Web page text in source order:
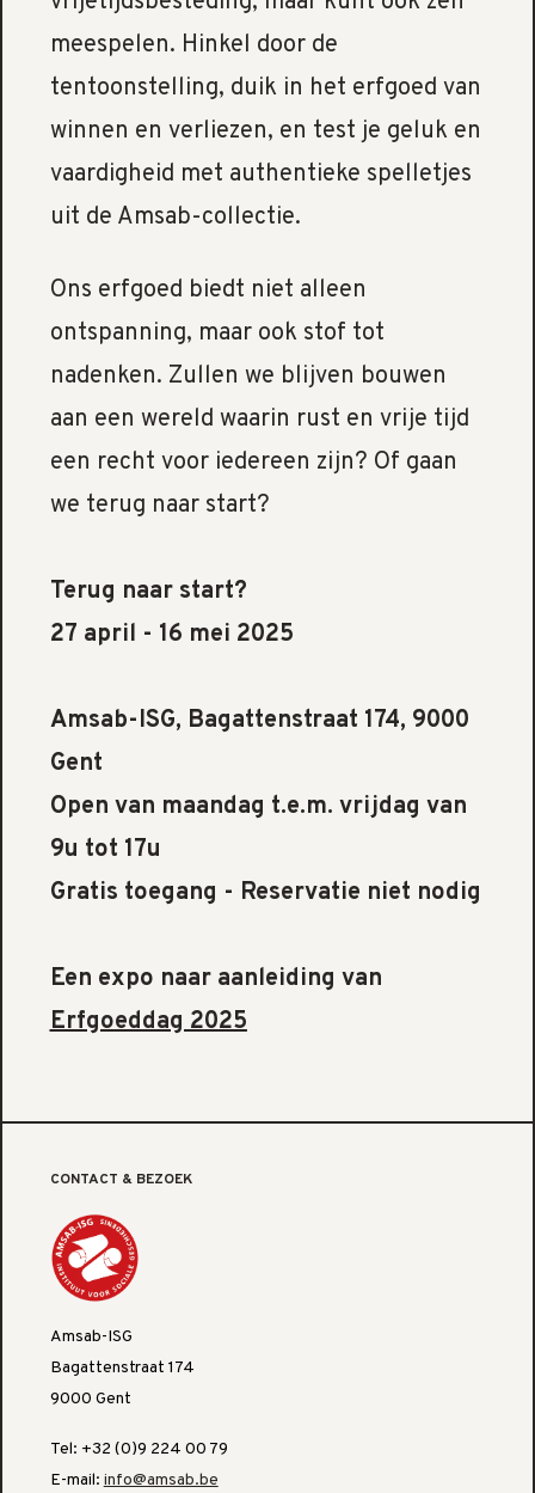
meespelen. Hinkel door de
tentoonstelling, duik in het erfgoed van
winnen en verliezen, en test je geluk en
vaardigheid met authentieke spelletjes
uit de Amsab-collectie.
Ons erfgoed biedt niet alleen
ontspanning, maar ook stof tot
nadenken. Zullen we blijven bouwen
aan een wereld waarin rust en vrije tijd
een recht voor iedereen zijn? Of gaan
we terug naar start?
Terug naar start?
27 april - 16 mei 2025
Amsab-ISG, Bagattenstraat 174, 9000
Gent
Open van maandag t.e.m. vrijdag van
9u tot 17u
Gratis toegang - Reservatie niet nodig
Een expo naar aanleiding van
Erfgoeddag 2025
CONTACT & BEZOEK
Amsab-ISG
Bagattenstraat 174
9000 Gent
Tel: +32 (0)9 224 00 79
E-mail: info@amsab.be